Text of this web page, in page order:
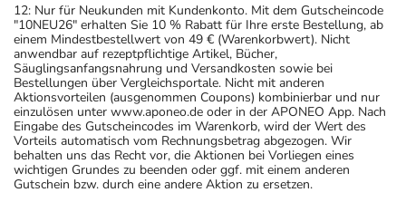
12: Nur für Neukunden mit Kundenkonto. Mit dem Gutscheincode
"10NEU26" erhalten Sie 10 % Rabatt für Ihre erste Bestellung, ab
einem Mindestbestellwert von 49 € (Warenkorbwert). Nicht
anwendbar auf rezeptpflichtige Artikel, Bücher,
Säuglingsanfangsnahrung und Versandkosten sowie bei
Bestellungen über Vergleichsportale. Nicht mit anderen
Aktionsvorteilen (ausgenommen Coupons) kombinierbar und nur
einzulösen unter www.aponeo.de oder in der APONEO App. Nach
Eingabe des Gutscheincodes im Warenkorb, wird der Wert des
Vorteils automatisch vom Rechnungsbetrag abgezogen. Wir
behalten uns das Recht vor, die Aktionen bei Vorliegen eines
wichtigen Grundes zu beenden oder ggf. mit einem anderen
Gutschein bzw. durch eine andere Aktion zu ersetzen.